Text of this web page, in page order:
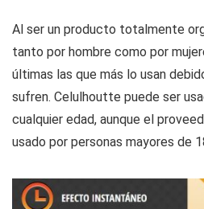
Al ser un producto totalmente
tanto por hombre como por
últimas las que más lo usan
sufren. Celulhoutte puede ser
cualquier edad, aunque el
usado por personas mayores de